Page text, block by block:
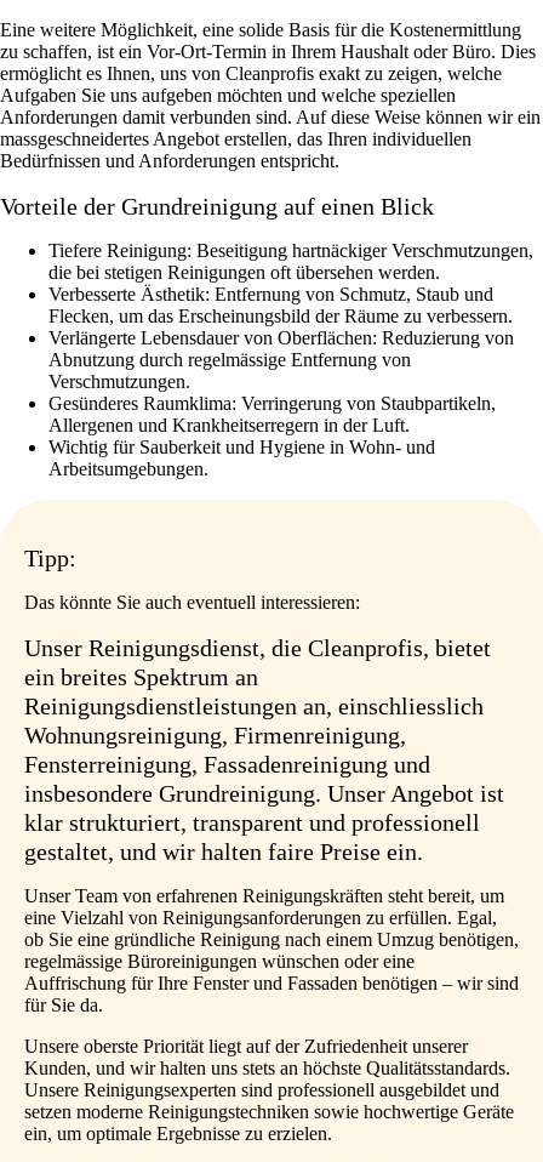
Eine weitere Möglichkeit, eine solide Basis für die Kostenermittlung
zu schaffen, ist ein Vor-Ort-Termin in Ihrem Haushalt oder Büro. Dies
ermöglicht es Ihnen, uns von Cleanprofis exakt zu zeigen, welche
Aufgaben Sie uns aufgeben möchten und welche speziellen
Anforderungen damit verbunden sind. Auf diese Weise können wir ein
massgeschneidertes Angebot erstellen, das Ihren individuellen
Bedürfnissen und Anforderungen entspricht.
Vorteile der Grundreinigung auf einen Blick
Tiefere Reinigung: Beseitigung hartnäckiger Verschmutzungen,
die bei stetigen Reinigungen oft übersehen werden.
Verbesserte Ästhetik: Entfernung von Schmutz, Staub und
Flecken, um das Erscheinungsbild der Räume zu verbessern.
Verlängerte Lebensdauer von Oberflächen: Reduzierung von
Abnutzung durch regelmässige Entfernung von
Verschmutzungen.
Gesünderes Raumklima: Verringerung von Staubpartikeln,
Allergenen und Krankheitserregern in der Luft.
Wichtig für Sauberkeit und Hygiene in Wohn- und
Arbeitsumgebungen.
Tipp:
Das könnte Sie auch eventuell interessieren:
Unser Reinigungsdienst, die Cleanprofis, bietet
ein breites Spektrum an
Reinigungsdienstleistungen an, einschliesslich
Wohnungsreinigung, Firmenreinigung,
Fensterreinigung, Fassadenreinigung und
insbesondere Grundreinigung. Unser Angebot ist
klar strukturiert, transparent und professionell
gestaltet, und wir halten faire Preise ein.
Unser Team von erfahrenen Reinigungskräften steht bereit, um
eine Vielzahl von Reinigungsanforderungen zu erfüllen. Egal,
ob Sie eine gründliche Reinigung nach einem Umzug benötigen,
regelmässige Büroreinigungen wünschen oder eine
Auffrischung für Ihre Fenster und Fassaden benötigen – wir sind
für Sie da.
Unsere oberste Priorität liegt auf der Zufriedenheit unserer
Kunden, und wir halten uns stets an höchste Qualitätsstandards.
Unsere Reinigungsexperten sind professionell ausgebildet und
setzen moderne Reinigungstechniken sowie hochwertige Geräte
ein, um optimale Ergebnisse zu erzielen.